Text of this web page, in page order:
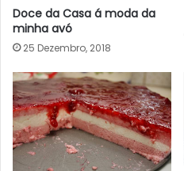
Doce da Casa á moda da
minha avó
25 Dezembro, 2018